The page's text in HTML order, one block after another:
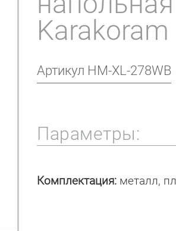
Karakoram
Артикул HM-XL-278WB
Параметры:
Комплектация: металл,